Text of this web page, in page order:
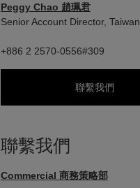
Peggy Chao 趙珮君
Senior Account Director, Taiwan
+886 2 2570-0556#309
聯繫我們
聯繫我們
Commercial 商務策略部